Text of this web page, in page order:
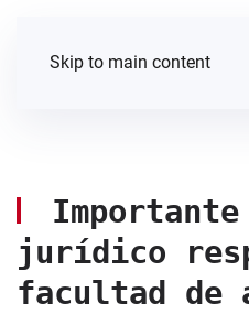
Skip to main content
jurídico
facultad de